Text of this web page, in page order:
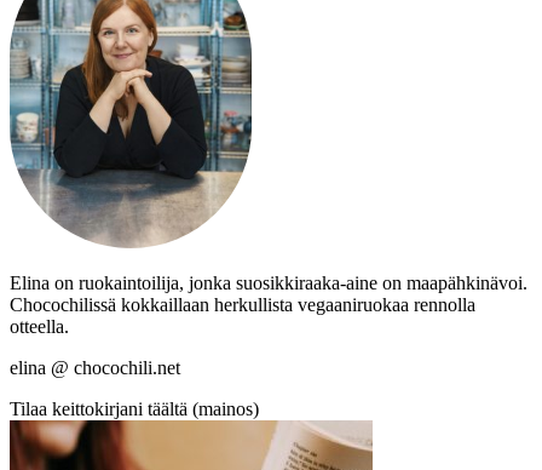
Elina on ruokaintoilija, jonka suosikkiraaka-aine on maapähkinävoi.
Chocochilissä kokkaillaan herkullista vegaaniruokaa rennolla
otteella.
elina @ chocochili.net
Tilaa keittokirjani täältä (mainos)